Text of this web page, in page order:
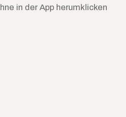
in der App herumklicken